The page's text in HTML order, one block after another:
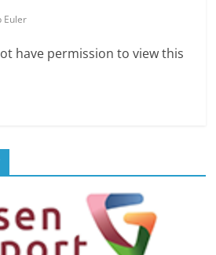
Euler
have permission to view this